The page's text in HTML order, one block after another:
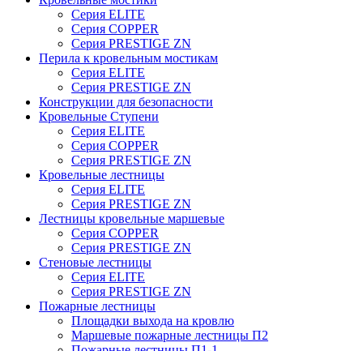
Серия ELITE
Серия COPPER
Серия PRESTIGE ZN
Перила к кровельным мостикам
Серия ELITE
Серия PRESTIGE ZN
Конструкции для безопасности
Кровельные Ступени
Серия ELITE
Серия COPPER
Серия PRESTIGE ZN
Кровельные лестницы
Серия ELITE
Серия PRESTIGE ZN
Лестницы кровельные маршевые
Серия COPPER
Серия PRESTIGE ZN
Стеновые лестницы
Серия ELITE
Серия PRESTIGE ZN
Пожарные лестницы
Площадки выхода на кровлю
Маршевые пожарные лестницы П2